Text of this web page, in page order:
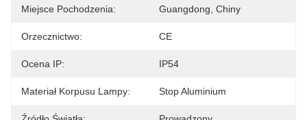
Miejsce Pochodzenia: Guangdong, Chiny
Orzecznictwo: CE
Ocena IP: IP54
Materiał Korpusu Lampy: Stop Aluminium